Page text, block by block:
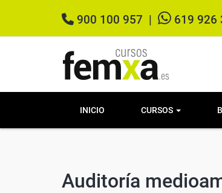
900 100 957 619 926
INICIO CURSOS
Auditoría